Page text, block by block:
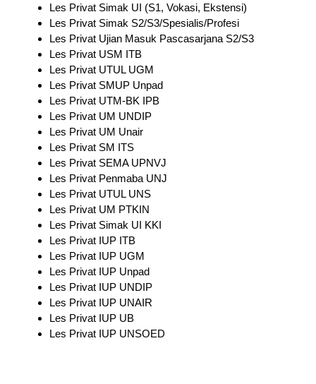
Les Privat Simak UI (S1, Vokasi, Ekstensi)
Les Privat Simak S2/S3/Spesialis/Profesi
Les Privat Ujian Masuk Pascasarjana S2/S3
Les Privat USM ITB
Les Privat UTUL UGM
Les Privat SMUP Unpad
Les Privat UTM-BK IPB
Les Privat UM UNDIP
Les Privat UM Unair
Les Privat SM ITS
Les Privat SEMA UPNVJ
Les Privat Penmaba UNJ
Les Privat UTUL UNS
Les Privat UM PTKIN
Les Privat Simak UI KKI
Les Privat IUP ITB
Les Privat IUP UGM
Les Privat IUP Unpad
Les Privat IUP UNDIP
Les Privat IUP UNAIR
Les Privat IUP UB
Les Privat IUP UNSOED